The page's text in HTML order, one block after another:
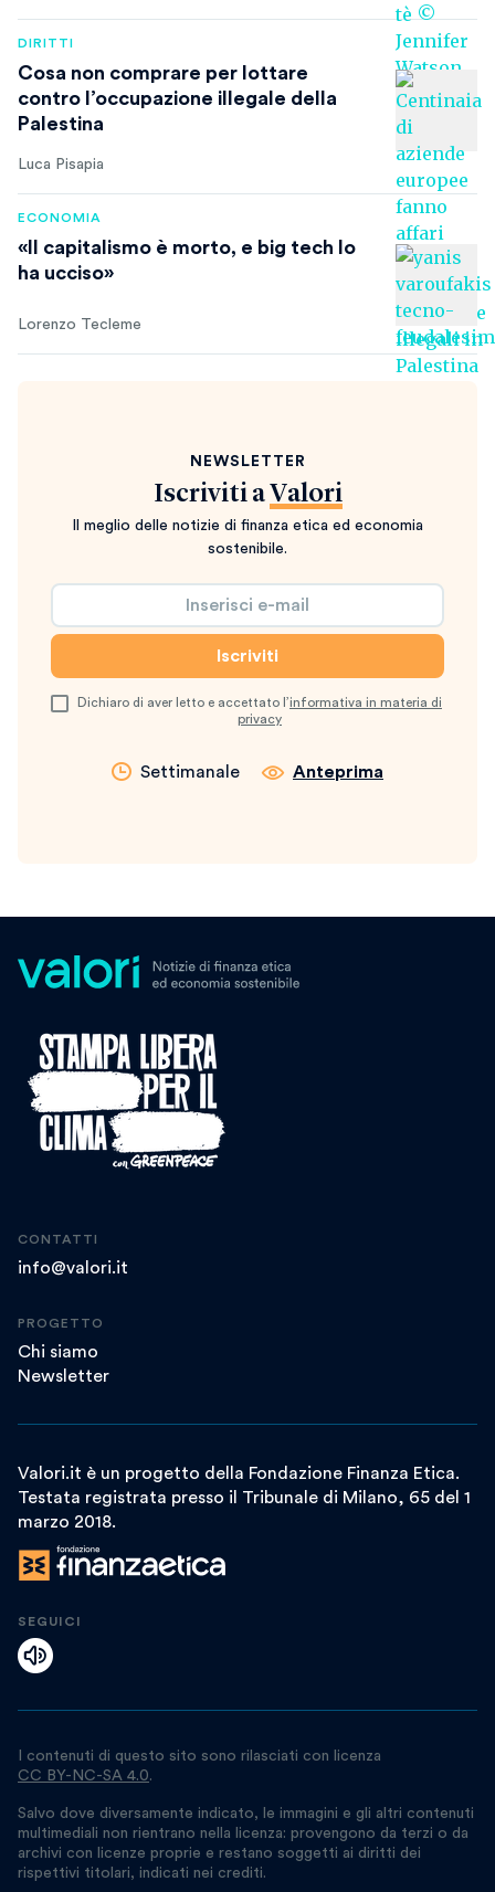
DIRITTI
Cosa non comprare per lottare
contro l’occupazione illegale della
Palestina
Luca Pisapia
ECONOMIA
«Il capitalismo è morto, e big tech lo
ha ucciso»
Lorenzo Tecleme
NEWSLETTER
Iscriviti a Valori
Il meglio delle notizie di finanza etica ed economia
sostenibile.
Dichiaro di aver letto e accettato l’informativa in materia di
privacy
Settimanale Anteprima
CONTATTI
info@valori.it
PROGETTO
Chi siamo
Newsletter
Valori.it è un progetto della Fondazione Finanza Etica.
Testata registrata presso il Tribunale di Milano, 65 del 1
marzo 2018.
SEGUICI
I contenuti di questo sito sono rilasciati con licenza
CC BY-NC-SA 4.0.
Salvo dove diversamente indicato, le immagini e gli altri contenuti
multimediali non rientrano nella licenza: provengono da terzi o da
archivi con licenze proprie e restano soggetti ai diritti dei
rispettivi titolari, indicati nei crediti.